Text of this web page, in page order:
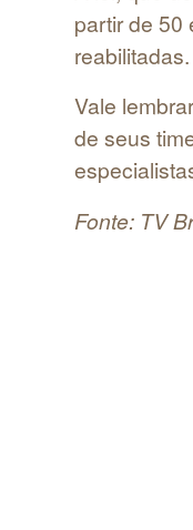
partir de 50
Vale
de seus
Fonte: TV